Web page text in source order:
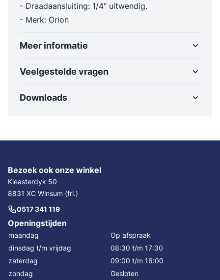
- Draadaansluiting: 1/4" uitwendig.
- Merk: Orion
Meer informatie
Veelgestelde vragen
Downloads
Bezoek ook onze winkel
Kleasterdyk 50
8831 XC Winsum (frl.)
0517 341 119
Openingstijden
maandag
Op afspraak
dinsdag t/m vrijdag
08:30 t/m 17:30
zaterdag
09:00 t/m 16:00
zondag
Gesloten